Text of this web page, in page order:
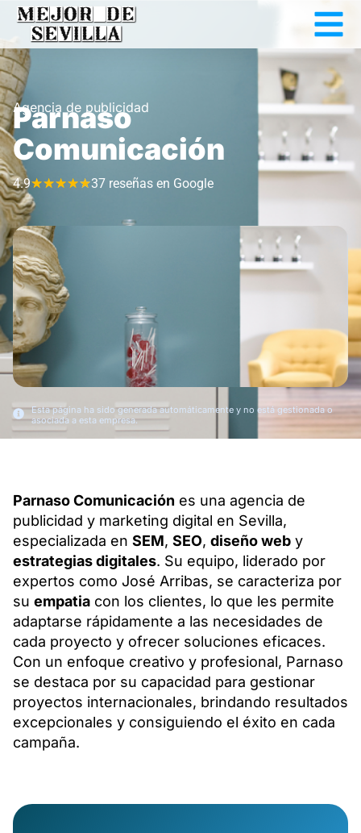
Esta página ha sido generada automáticamente y no está gestionada o
asociada a esta empresa.
Agencia de publicidad
Parnaso
Comunicación
4.9★★★★★37 reseñas en Google
Parnaso Comunicación es una agencia de
publicidad y marketing digital en Sevilla,
especializada en SEM, SEO, diseño web y
estrategias digitales. Su equipo, liderado por
expertos como José Arribas, se caracteriza por
su empatia con los clientes, lo que les permite
adaptarse rápidamente a las necesidades de
cada proyecto y ofrecer soluciones eficaces.
Con un enfoque creativo y profesional, Parnaso
se destaca por su capacidad para gestionar
proyectos internacionales, brindando resultados
excepcionales y consiguiendo el éxito en cada
campaña.